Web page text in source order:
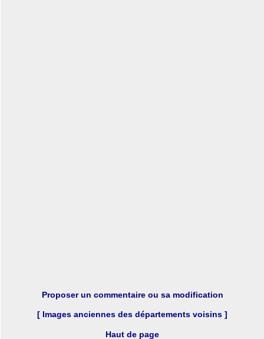
Proposer un commentaire ou sa modification
[ Images anciennes des départements voisins ]
Haut de page